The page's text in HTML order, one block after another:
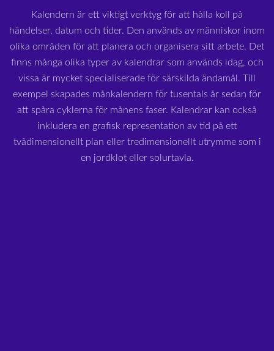
Kalendern är ett viktigt verktyg för att hålla koll på
händelser, datum och tider. Den används av människor inom
olika områden för att planera och organisera sitt arbete. Det
finns många olika typer av kalendrar som används idag, och
vissa är mycket specialiserade för särskilda ändamål. Till
exempel skapades månkalendern för tusentals år sedan för
att spåra cyklerna för månens faser. Kalendrar kan också
inkludera en grafisk representation av tid på ett
tvådimensionellt plan eller tredimensionellt utrymme som i
en jordklot eller solurtavla.